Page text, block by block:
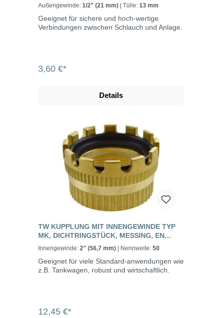
Außengewinde: 1/2" (21 mm) | Tülle: 13 mm
Geeignet für sichere und hoch-wertige
Verbindungen zwischen Schlauch und Anlage.
3,60 €*
Details
TW KUPPLUNG MIT INNENGEWINDE TYP
MK, DICHTRINGSTÜCK, MESSING, EN
14420-6
Innengewinde: 2" (56,7 mm) | Nennweite: 50
Geeignet für viele Standard-anwendungen wie
z.B. Tankwagen, robust und wirtschaftlich.
12,45 €*